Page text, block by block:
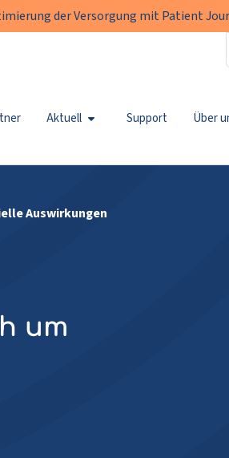
der Versorgung mit Patient
Aktuell Support Über
Auswirkungen
um